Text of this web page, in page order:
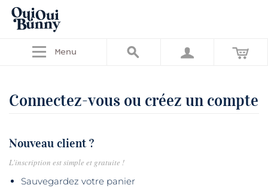
Menu
Connectez-vous ou créez un compte
Nouveau client ?
L'inscription est simple et gratuite !
Sauvegardez votre panier